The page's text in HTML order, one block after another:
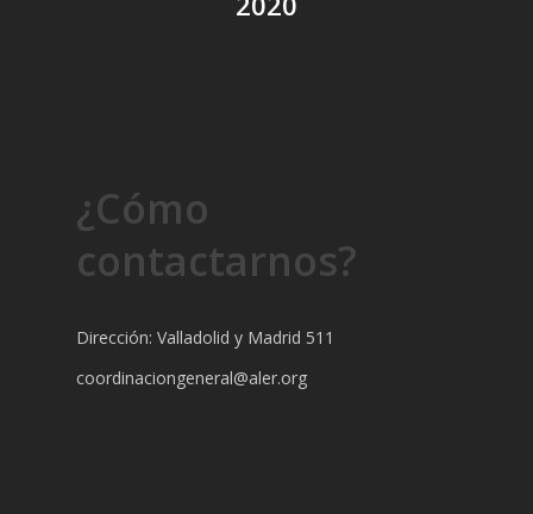
¿Cómo
contactarnos?
Dirección: Valladolid y Madrid 511
coordinaciongeneral@aler.org